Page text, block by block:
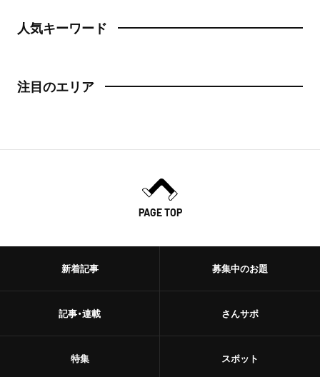
人気キーワード
注目のエリア
PAGE TOP
新着記事
記事・連載
特集
募集中のお題
さんサポ
スポット